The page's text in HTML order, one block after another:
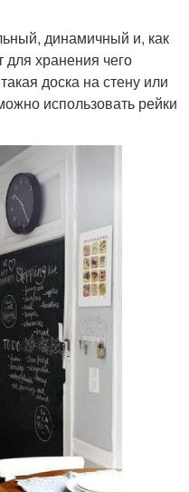
динамичный и, как
хранения чего
доска на стену или
использовать рейки